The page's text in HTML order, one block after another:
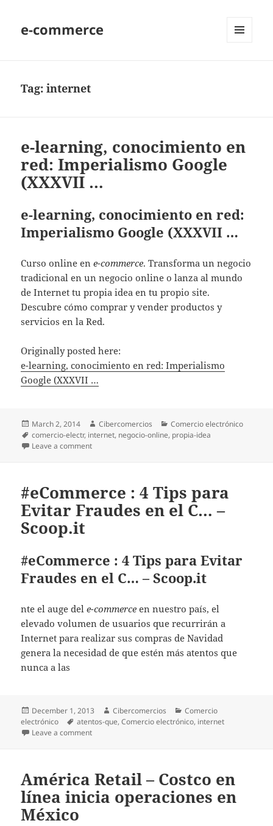
e-commerce
Tag:internet
e-learning, conocimiento en
red: Imperialismo Google
(XXXVII …
e-learning, conocimiento en red:
Imperialismo Google (XXXVII …
Curso online ene-commerce. Transforma un negocio
tradicional en un negocio online o lanza al mundo
de Internet tu propia idea en tu propio site.
Descubre cómo comprar y vender productos y
servicios en la Red.
Originally posted here:
e-learning, conocimiento en red: Imperialismo
Google (XXXVII …
Posted
on
March 2, 2014 Author
Cibercomercios Categories
Comercio electrónico
Tags
comercio-electr, internet, negocio-online, propia-idea
Leave a comment
#eCommerce : 4 Tips para
Evitar Fraudes en el C… –
Scoop.it
#eCommerce : 4 Tips para Evitar
Fraudes en el C… – Scoop.it
nte el auge dele-commerce en nuestro país, el
elevado volumen de usuarios que recurrirán a
Internet para realizar sus compras de Navidad
genera la necesidad de que estén más atentos que
nunca a las
Posted
on
December 1, 2013 Author
Cibercomercios Categories
Comercio
electrónico
Tags
atentos-que,Comercio electrónico, internet
Leave a comment
América Retail – Costco en
línea inicia operaciones en
México